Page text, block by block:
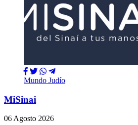
Mundo Judío
MiSinai
06 Agosto 2026